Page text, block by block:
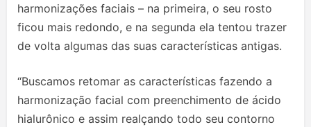
harmonizações faciais – na primeira, o seu rosto
ficou mais redondo, e na segunda ela tentou trazer
de volta algumas das suas características antigas.
“Buscamos retomar as características fazendo a
harmonização facial com preenchimento de ácido
hialurônico e assim realçando todo seu contorno